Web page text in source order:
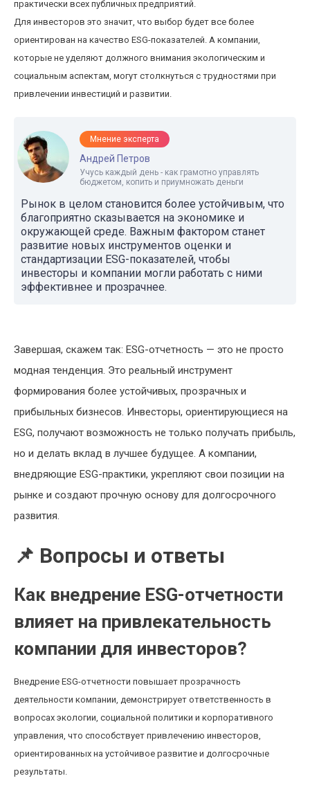
практически всех публичных предприятий.
Для инвесторов это значит, что выбор будет все более
ориентирован на качество ESG-показателей. А компании,
которые не уделяют должного внимания экологическим и
социальным аспектам, могут столкнуться с трудностями при
привлечении инвестиций и развитии.
Мнение эксперта
Андрей Петров
Учусь каждый день - как грамотно управлять
бюджетом, копить и приумножать деньги
Рынок в целом становится более устойчивым, что
благоприятно сказывается на экономике и
окружающей среде. Важным фактором станет
развитие новых инструментов оценки и
стандартизации ESG-показателей, чтобы
инвесторы и компании могли работать с ними
эффективнее и прозрачнее.
Завершая, скажем так: ESG-отчетность — это не просто
модная тенденция. Это реальный инструмент
формирования более устойчивых, прозрачных и
прибыльных бизнесов. Инвесторы, ориентирующиеся на
ESG, получают возможность не только получать прибыль,
но и делать вклад в лучшее будущее. А компании,
внедряющие ESG-практики, укрепляют свои позиции на
рынке и создают прочную основу для долгосрочного
развития.
📌 Вопросы и ответы
Как внедрение ESG-отчетности
влияет на привлекательность
компании для инвесторов?
Внедрение ESG-отчетности повышает прозрачность
деятельности компании, демонстрирует ответственность в
вопросах экологии, социальной политики и корпоративного
управления, что способствует привлечению инвесторов,
ориентированных на устойчивое развитие и долгосрочные
результаты.